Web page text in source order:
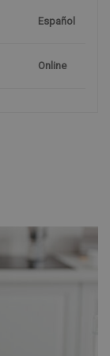
Español
Online